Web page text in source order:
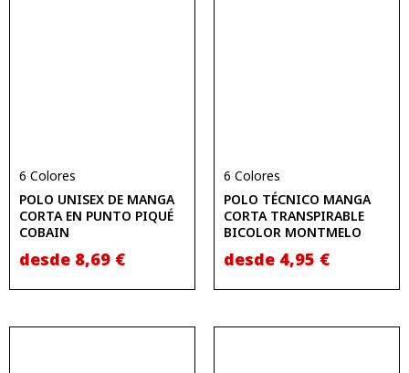
6 Colores
POLO UNISEX DE MANGA
CORTA EN PUNTO PIQUÉ
COBAIN
desde 8,69 €
6 Colores
POLO TÉCNICO MANGA
CORTA TRANSPIRABLE
BICOLOR MONTMELO
desde 4,95 €